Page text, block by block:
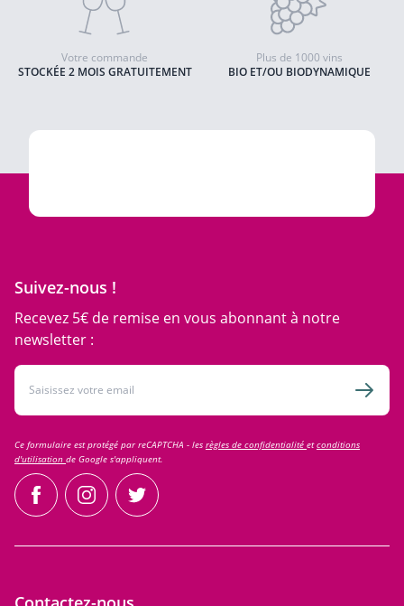
STOCKÉE 2 MOIS GRATUITEMENT
Votre commande
BIO ET/OU BIODYNAMIQUE
Plus de 1000 vins
Suivez-nous !
Recevez 5€ de remise en vous abonnant à notre
newsletter :
Adresse email
Ce formulaire est protégé par reCAPTCHA - les règles de confidentialité etconditions
d'utilisation de Google s'appliquent.
facebookinstagramtwitter